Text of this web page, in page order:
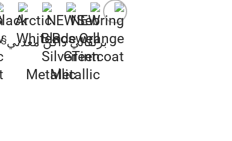
برتقالي داكن معدني§